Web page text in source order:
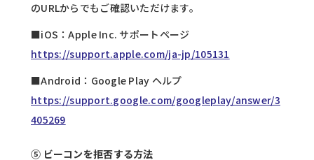
のURLからでもご確認いただけます。
■iOS：Apple Inc. サポートページ
https://support.apple.com/ja-jp/105131
■Android：Google Play ヘルプ
https://support.google.com/googleplay/answer/3
405269
⑤ ビーコンを拒否する方法